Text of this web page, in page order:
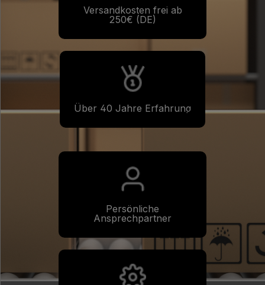
Versandkosten frei ab
250€ (DE)
Über 40 Jahre Erfahrung
Persönliche
Ansprechpartner